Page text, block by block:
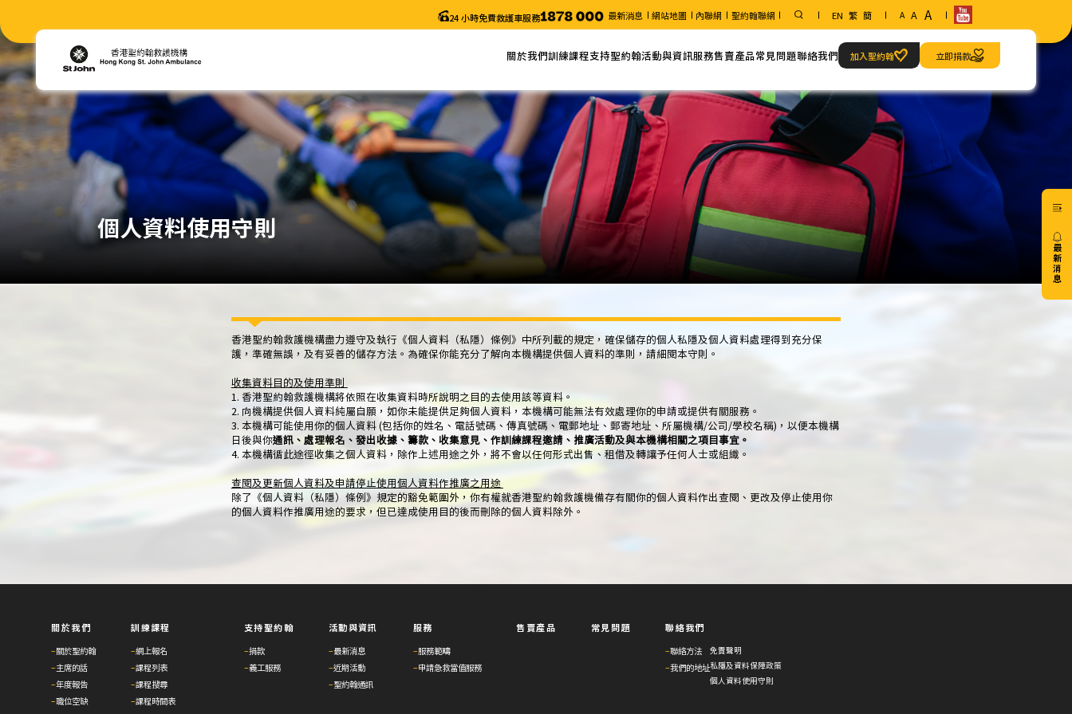
24 小時免費救護車服務 最新消息 網站地圖 內聯網 聖約翰聯網 EN 繁 簡 A A A
關於我們
主席的話
年度報告
職位空缺
訓練課程
課程列表
課程搜尋
課程時間表
颱風及暴雨安排/特別通知
更改考試日期 (「急救證書」課程)
電子表格
支持聖約翰
義工服務
活動與資訊
近期活動
聖約翰通訊
服務
申請急救當值服務
售賣產品常見問題聯絡我們
我們的地址
加入聖約翰 立即捐款
個人資料使用守則
香港聖約翰救護機構盡力遵守及執行《個人資料（私隱）條例》中所列載的規定，確保儲存的個人私隱及個人資料處理得到充分保
護，準確無誤，及有妥善的儲存方法。為確保你能充分了解向本機構提供個人資料的準則，請細閱本守則。
收集資料目的及使用準則
1. 香港聖約翰救護機構將依照在收集資料時所說明之目的去使用該等資料。
2. 向機構提供個人資料純屬自願，如你未能提供足夠個人資料，本機構可能無法有效處理你的申請或提供有關服務。
3. 本機構可能使用你的個人資料 (包括你的姓名、電話號碼、傳真號碼、電郵地址、郵寄地址、所屬機構/公司/學校名稱)，以便本機構
日後與你通訊、處理報名、發出收據、籌款、收集意見、作訓練課程邀請、推廣活動及與本機構相關之項目事宜。
4. 本機構循此途徑收集之個人資料，除作上述用途之外，將不會以任何形式出售、租借及轉讓予任何人士或組織。
查閱及更新個人資料及申請停止使用個人資料作推廣之用途
除了《個人資料（私隱）條例》規定的豁免範圍外，你有權就香港聖約翰救護機備存有關你的個人資料作出查閱、更改及停止使用你
的個人資料作推廣用途的要求，但已達成使用目的後而刪除的個人資料除外。
關於我們
–關於聖約翰
–主席的話
–年度報告
–職位空缺
訓練課程
–網上報名
–課程列表
–課程搜尋
–課程時間表
支持聖約翰
–捐款
–義工服務
活動與資訊
–最新消息
–近期活動
–聖約翰通訊
服務
–服務範疇
–申請急救當值服務
售賣產品 常見問題 聯絡我們
–聯絡方法
–我們的地址
免責聲明
私隱及資料保障政策
個人資料使用守則
最
新
消
息